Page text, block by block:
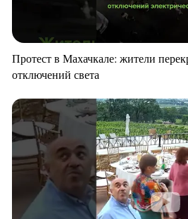
Протест в Махачкале: жители
отключений света